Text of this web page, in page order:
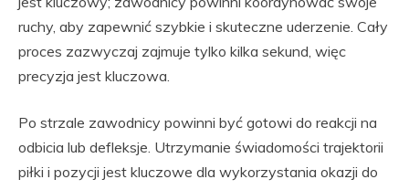
ruchy, aby zapewnić szybkie i skuteczne uderzenie. Cały
proces zazwyczaj zajmuje tylko kilka sekund, więc
precyzja jest kluczowa.
Po strzale zawodnicy powinni być gotowi do reakcji na
odbicia lub defleksje. Utrzymanie świadomości trajektorii
piłki i pozycji jest kluczowe dla wykorzystania okazji do